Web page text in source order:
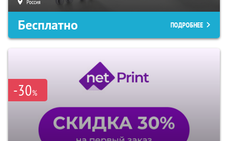
Россия
Бесплатно ПОДРОБНЕЕ
-30%